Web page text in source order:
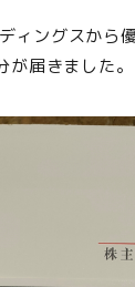
ィングスから
届きました。